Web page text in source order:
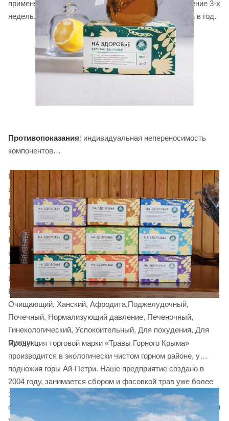
применять за 15 минут до еды 2-3 раза в день в течение 3-х
недель. При необходимости курс повторять 2-3 раза в год.
Противопоказания: индивидуальная непереносимость
компонентов
Попробуйте и другие чаи серии "На Здоровье!"
в крафте,
целлофане и пирамидке: Травоочиститель,
Противосклерозный, Сбор при аллергиях,
Солнышко,Противовирусный, Общеукрепляющий, Для
всей семьи, Мадонна, Противодиабетический,
Нормализующй сон, Для женщин, Долголет, Дамский,
противоалкогольный, Антиангин, Противопростудный,
Здоровые суставы, Сбор для укрепления волос, Горец,
Императорский, Чистые сосуды. Сердечно-сосудистый.
Бальзам Здоровье, Грудной, Желудочно-кишечный,
Очищающий, Ханский, Афродита,Поджелудочный,
Почечный, Нормализующий давление, Печеночный,
Гинекологический, Успокоительный, Для похудения, Для
мужчин.
Продукция торговой марки «Травы Горного Крыма»
производится в экологически чистом горном районе, у
подножия горы Ай-Петри. Наше предприятие создано в
2004 году, занимается сбором и фасовкой трав уже более
10 лет. Мы имеем все необходимое современное
оборудование и производственные площади для фасовки и